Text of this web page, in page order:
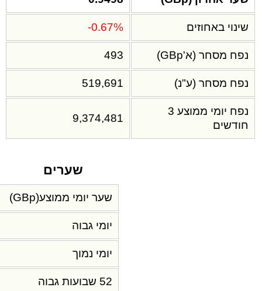
שינוי באחוזים -0.67%
נפח מסחר (א'GBp) 493
נפח מסחר (ע"נ) 519,691
נפח יומי ממוצע 3
חודשים
9,374,481
שערים
שער יומי ממוצע(GBp)
יומי גבוה
יומי נמוך
52 שבועות גבוה